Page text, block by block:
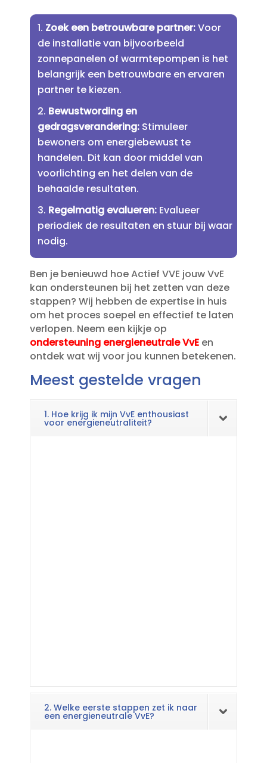
Zoek een betrouwbare partner:Voor
de installatie van bijvoorbeeld
zonnepanelen of warmtepompen is het
belangrijk een betrouwbare en ervaren
partner te kiezen.​
Bewustwording en
gedragsverandering:Stimuleer
bewoners om energiebewust te
handelen.​ Dit kan door middel van
voorlichting en het delen van de
behaalde resultaten.​
Regelmatig evalueren:Evalueer
periodiek de resultaten en stuur bij waar
nodig.​
Ben je benieuwd hoe Actief VVE jouw VvE
kan ondersteunen bij het zetten van deze
stappen? Wij hebben de expertise in huis
om het proces soepel en effectief te laten
verlopen.​ Neem een kijkje op
ondersteuning energieneutrale VvEen
ontdek wat wij voor jou kunnen betekenen.​
Meest gestelde vragen
1. Hoe krijg ik mijn VvE enthousiast
voor energieneutraliteit?
2. Welke eerste stappen zet ik naar
een energieneutrale VvE?